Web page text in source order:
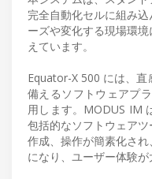
完全自動化セルに組み
ーズや変化する現場環
えています。
Equator-X 500 には、
備えるソフトウェアプ
用します。MODUS IM
包括的なソフトウェア
作成、操作が簡素化さ
になり、ユーザー体験が